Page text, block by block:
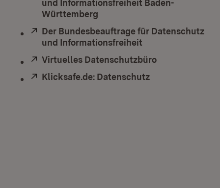
und Informationsfreiheit Baden-
Württemberg
Extern:
Der Bundesbeauftrage für Datenschutz
und Informationsfreiheit
Extern:
Virtuelles Datenschutzbüro
Extern:
Klicksafe.de: Datenschutz